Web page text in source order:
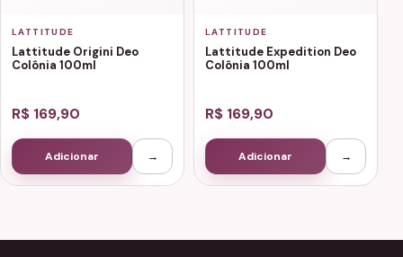
LATTITUDE
Lattitude Origini Deo
Colônia 100ml
R$ 169,90
Adicionar →
LATTITUDE
Lattitude Expedition Deo
Colônia 100ml
R$ 169,90
Adicionar →